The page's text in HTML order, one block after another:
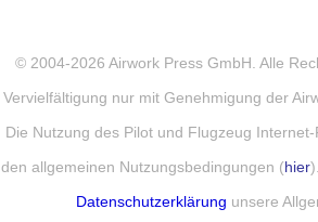
© 2004-2026 Airwork Press GmbH . Alle
Vervielfältigung nur mit Genehmigung der
Die Nutzung des Pilot und Flugzeug
den allgemeinen Nutzungsbedingungen (hier
Datenschutzerklärung unsere